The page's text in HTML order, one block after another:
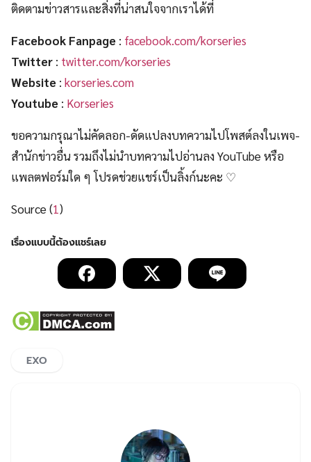
ติดตามข่าวสารและสิ่งที่น่าสนใจจากเราได้ที่
Facebook Fanpage : facebook.com/korseries
Twitter : twitter.com/korseries
Website : korseries.com
Youtube : Korseries
ขอความกรุณาไม่คัดลอก-ดัดแปลงบทความไปโพสต์ลงในเพจ-
สำนักข่าวอื่น รวมถึงไม่นำบทความไปอ่านลง YouTube หรือ
แพลตฟอร์มใด ๆ โปรดช่วยแชร์เป็นลิ้งก์นะคะ ♡
Source (1)
EXO